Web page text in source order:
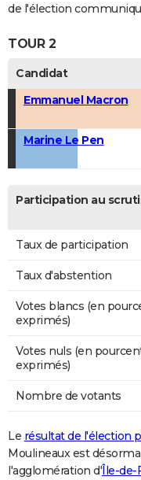
Bricolage
Lifestyle
Culture
Sport
Auto
Television
Voyage
Cinema
de l'élection
TOUR 2
Candidat
Emmanuel Macron
Marine Le Pen
Participation au
Taux de participation
Taux d'abstention
Votes blancs (en
exprimés)
Votes nuls (en
exprimés)
Nombre de votants
Le résultat de l'élection
Moulineaux est
l'agglomération d'Île-de-